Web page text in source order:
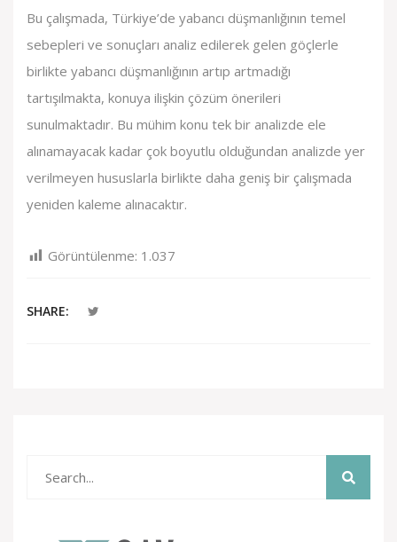
Bu çalışmada, Türkiye’de yabancı düşmanlığının temel
sebepleri ve sonuçları analiz edilerek gelen göçlerle
birlikte yabancı düşmanlığının artıp artmadığı
tartışılmakta, konuya ilişkin çözüm önerileri
sunulmaktadır. Bu mühim konu tek bir analizde ele
alınamayacak kadar çok boyutlu olduğundan analizde yer
verilmeyen hususlarla birlikte daha geniş bir çalışmada
yeniden kaleme alınacaktır.
Görüntülenme: 1.037
SHARE: